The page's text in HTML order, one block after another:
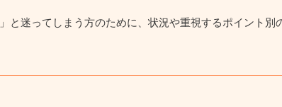
迷ってしまう方のために、状況や重視するポイント別